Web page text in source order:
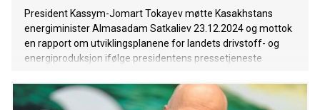
President Kassym-Jomart Tokayev møtte Kasakhstans
energiminister Almasadam Satkaliev 23.12.2024 og mottok
en rapport om utviklingsplanene for landets drivstoff- og
energiproduksjon ifølge presidentens pressetjeneste
oppnåelse og videre utvikling på drivstoff- og energifeltet i
Kasakhstan. Videre ble presidenten oppdatert på status i